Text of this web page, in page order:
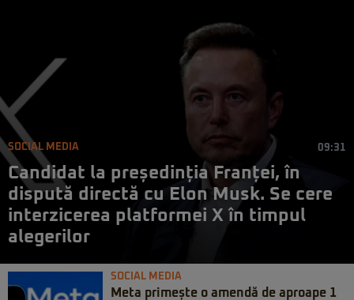
SOCIAL MEDIA 09:31
Candidat la președinția Franței, în
dispută directă cu Elon Musk. Se cere
interzicerea platformei X în timpul
alegerilor
SOCIAL MEDIA
Meta primește o amendă de aproape 1